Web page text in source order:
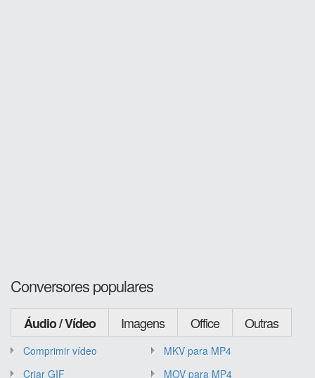
Conversores populares
Áudio / Vídeo Imagens Office Outras
Comprimir vídeo
MKV para MP4
Criar GIF
MOV para MP4